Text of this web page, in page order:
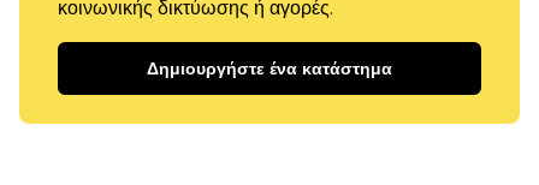
κοινωνικής δικτύωσης ή αγορές.
Δημιουργήστε ένα κατάστημα